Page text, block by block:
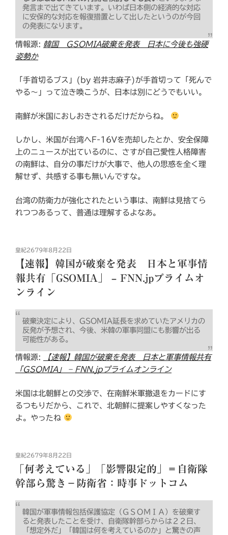
発言まで出てきています。いわば日本側の経済的な対応
に安保的な対応を報復措置として出したというのが今回
の発表になります。
情報源: 韓国 GSOMIA破棄を発表 日本に今後も強硬
姿勢か
「手首切るブス」(by 岩井志麻子)が手首切って「死んで
やる〜」って泣き喚こうが、日本は別にどうでもいい。
南鮮が米国におしおきされるだけだからね。
しかし、米国が台湾へF-16Vを売却したとか、安全保障
上のニュースが出ているのに、さすが自己愛性人格障害
の南鮮は、自分の事だけが大事で、他人の思惑を全く理
解せず、共感する事も無いんですな。
台湾の防衛力が強化されたという事は、南鮮は見捨てら
れつつあるって、普通は理解するよなあ。
投
日:
皇紀2679年8月22日
【速報】韓国が破棄を発表 日本と軍事情
報共有「GSOMIA」 – FNN.jpプライムオ
ンライン
破棄決定により、GSOMIA延長を求めていたアメリカの
反発が予想され、今後、米韓の軍事同盟にも影響が出る
可能性がある。
情報源:
【速報】韓国が破棄を発表 日本と軍事情報共有
「GSOMIA」 – FNN.jpプライムオンライン
米国は北朝鮮との交渉で、在南鮮米軍撤退をカードにす
るつもりだから、これで、北朝鮮に提案しやすくなった
よ。やったね
投
日:
皇紀2679年8月22日
「何考えている」「影響限定的」＝自衛隊
幹部ら驚き－防衛省：時事ドットコム
韓国が軍事情報包括保護協定（ＧＳＯＭＩＡ）を破棄す
ると発表したことを受け、自衛隊幹部らからは２２日、
「想定外だ」「韓国は何を考えているのか」と驚きの声